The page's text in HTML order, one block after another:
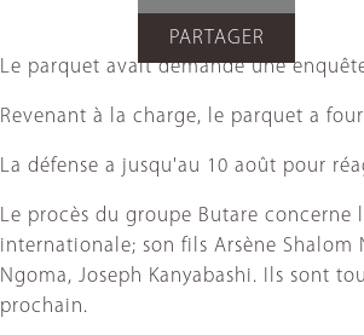
PARTAGER
Le parquet avait demandé une
Revenant à la charge, le parquet a
La défense a jusqu'au 10 août pour
Le procès du groupe Butare
internationale; son fils Arsène Shalom
Ngoma, Joseph Kanyabashi. Ils sont
prochain.